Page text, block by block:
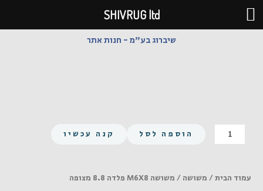
דילוג
לתוכן
שיברוג בע"מ - חנות אתר
כמות
של
הוספה לסל קנה עכשיו
עמוד הבית/ משושה / משושה M6X8 פלדה 8.8 מצופה
SHIVRUG ltd